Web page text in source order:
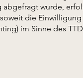
wurde,
die
im Sinne des